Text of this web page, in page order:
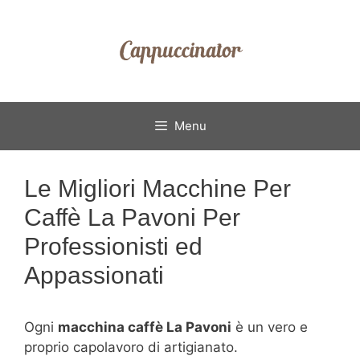
Menu
Le Migliori Macchine Per
Caffè La Pavoni Per
Professionisti ed
Appassionati
Ogni macchina caffè La Pavoni è un vero e
proprio capolavoro di artigianato.